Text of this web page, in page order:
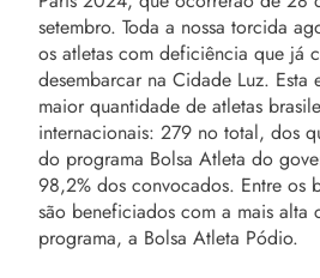
setembro. Toda a nossa torcida
os atletas com deficiência que já
desembarcar na Cidade Luz.
maior quantidade de atletas
internacionais: 279 no total, dos
do programa Bolsa Atleta do
98,2% dos convocados. Entre os
são beneficiados com a mais alta
programa, a Bolsa Atleta Pódio.